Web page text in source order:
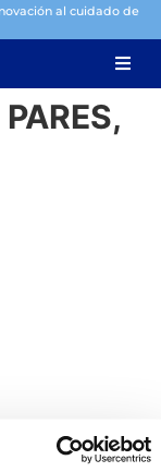
al cuidado de